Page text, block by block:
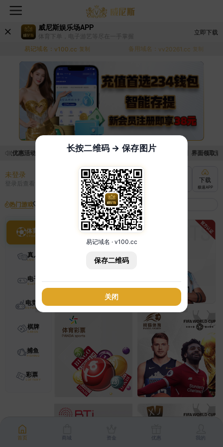
威尼斯娱乐场APP
体育下单，电子游艺等尽在一手掌握
立即下载
易记域名： v100.cc 复制 备用域名： vv20261.cc 复制
取优惠活动的手续麻烦，已新增优惠系统，现在可以前往【福利中心】界面领取
未登录
登录后查看 充值
快速到账
下载
极速APP
热门游戏
体育
真人
电子
电竞
棋牌
捕鱼
彩票
首页 商城 资金 优惠 我的
长按二维码 → 保存图片
易记域名 · v100.cc
保存二维码
关闭